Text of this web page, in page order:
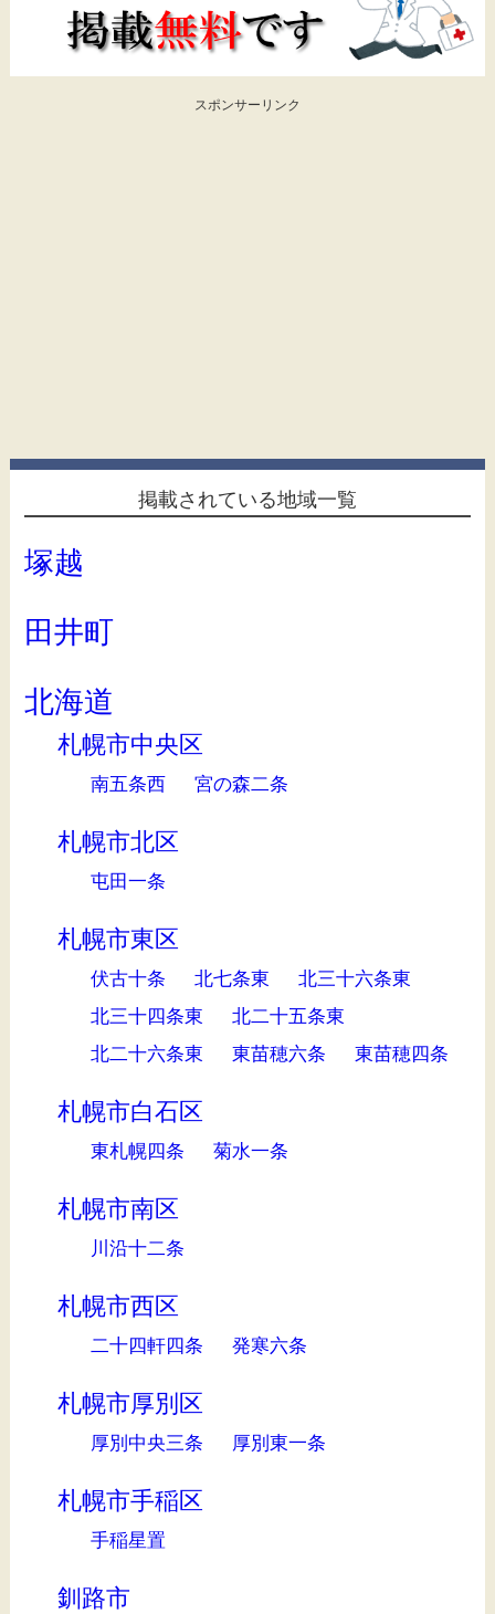
スポンサーリンク
掲載されている地域一覧
塚越
田井町
北海道
札幌市中央区
南五条西 宮の森二条
札幌市北区
屯田一条
札幌市東区
伏古十条 北七条東
北三十六条東
北三十四条東
北二十五条東
北二十六条東
東苗穂六条 東苗穂四条
札幌市白石区
東札幌四条 菊水一条
札幌市南区
川沿十二条
札幌市西区
二十四軒四条 発寒六条
札幌市厚別区
厚別中央三条 厚別東一条
札幌市手稲区
手稲星置
釧路市